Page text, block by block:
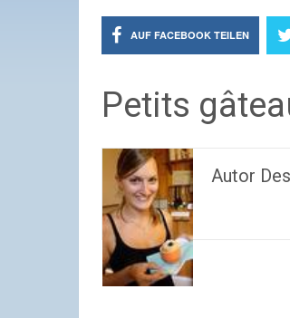
AUF FACEBOOK TEILEN
Petits
Autor